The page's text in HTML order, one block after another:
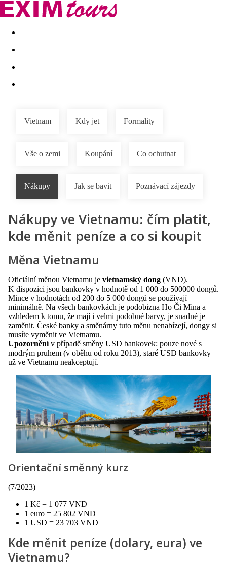
Akční nabídky Last minute
Vietnam Kdy jet Formality
Vše o zemi Koupání Co ochutnat
Nákupy Jak se bavit Poznávací zájezdy
Nákupy ve Vietnamu: čím platit,
kde měnit peníze a co si koupit
Měna Vietnamu
Oficiální měnou Vietnamu je vietnamský dong (VND).
K dispozici jsou bankovky v hodnotě od 1 000 do 500000 dongů.
Mince v hodnotách od 200 do 5 000 dongů se používají
minimálně. Na všech bankovkách je podobizna Ho Či Mina a
vzhledem k tomu, že mají i velmi podobné barvy, je snadné je
zaměnit. České banky a směnárny tuto měnu nenabízejí, dongy si
musíte vyměnit ve Vietnamu.
Upozorněnív případě směny USD bankovek: pouze nové s
modrým pruhem (v oběhu od roku 2013), staré USD bankovky
už ve Vietnamu neakceptují.
Orientační směnný kurz
(7/2023)
1 Kč = 1 077 VND
1 euro = 25 802 VND
1 USD = 23 703 VND
Kde měnit peníze (dolary, eura) ve
Vietnamu?